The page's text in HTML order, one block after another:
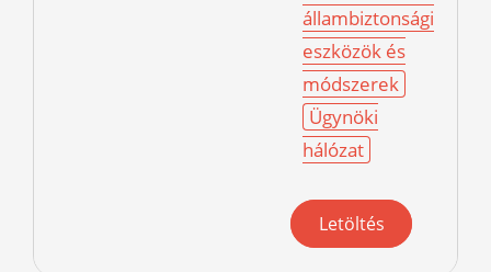
állambiztonsági
eszközök és
módszerek
Ügynöki
hálózat
Letöltés